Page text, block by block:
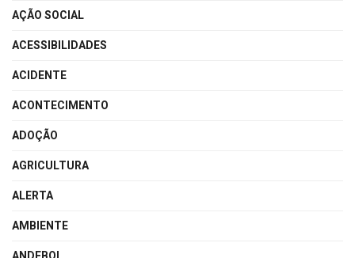
AÇÃO SOCIAL
ACESSIBILIDADES
ACIDENTE
ACONTECIMENTO
ADOÇÃO
AGRICULTURA
ALERTA
AMBIENTE